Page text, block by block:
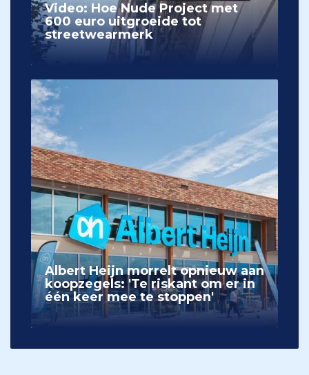
Video: Hoe Nude Project met
600 euro uitgroeide tot
streetwearmerk
Albert Heijn morrelt opnieuw aan
koopzegels: 'Te riskant om er in
één keer mee te stoppen'